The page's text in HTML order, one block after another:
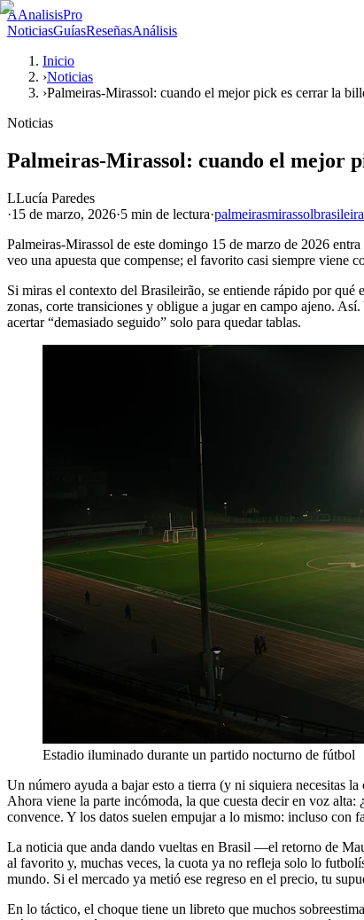
AAnalisisPro
NoticiasGuíasReseñasAnálisis
Inicio
›Noticias
›Palmeiras-Mirassol: cuando el mejor pick es cerrar la
Noticias
Palmeiras-Mirassol: cuando el mejor
LLucía Paredes
·15 de marzo, 2026·5 min de lectura·palmeirasmirassol
Palmeiras-Mirassol de este domingo 15 de marzo de 2026
veo una apuesta que compense; el favorito casi siempre viene
Si miras el contexto del Brasileirão, se entiende rápido por qué
zonas, corte transiciones y obligue a jugar en campo ajeno.
acertar “demasiado seguido” solo para quedar tablas.
Estadio iluminado durante un partido nocturno de fútbol
Un número ayuda a bajar esto a tierra (y ni siquiera necesitas
Ahora viene la parte incómoda, la que cuesta decir en voz alta:
convence. Y los datos suelen empujar a lo mismo: incluso con
La noticia que anda dando vueltas en Brasil —el retorno de
al favorito y, muchas veces, la cuota ya no refleja solo lo
mundo. Si el mercado ya metió ese regreso en el precio, tu
En lo táctico, el choque tiene un libreto que muchos